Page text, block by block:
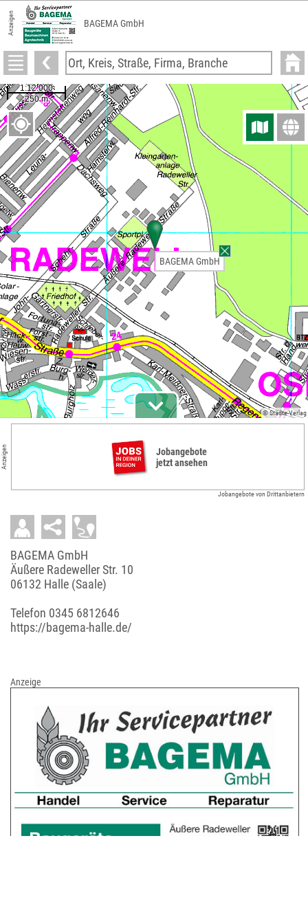
Anzeigen BAGEMA GmbH
© Städte-Verlag
BAGEMA GmbH
Anzeigen
Jobangebote
jetzt ansehen
Jobangebote von Drittanbietern
BAGEMA GmbH
Äußere Radeweller Str. 10
06132 Halle (Saale)
Telefon 0345 6812646
https://bagema-halle.de/
Anzeige